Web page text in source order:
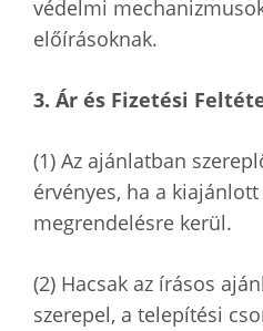
védelmi
előírásoknak.
3. Ár és Fizetési
(1) Az ajánlatban
érvényes, ha a
megrendelésre kerül.
(2) Hacsak az írásos
szerepel, a telepítési